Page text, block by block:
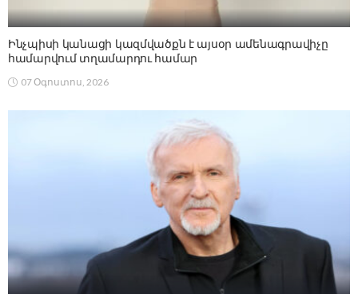
Ինչպիսի կանացի կազմվածքն է այսօր ամենագրավիչը
համարվում տղամարդու համար
07 Օգոստոս, 2026